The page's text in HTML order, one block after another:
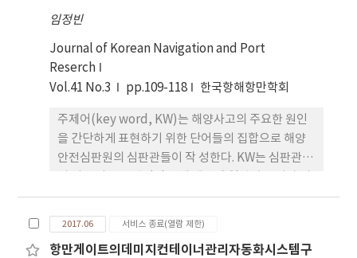
기 차이 등에 의한 것이다. 앞바다와 먼바다의 월별 풍
랑특보 분포에 대 하여 통계 분석한 결과, 양자는 강한
양의 상관관계가 있음을 확인하였다.
임정빈
Journal of Korean Navigation and Port
Reserch
Vol.41 No.3
pp.109-118 한국항해항만학회
주제어(key word, KW)는 해양사고의 주요한 원인
을 간단하게 표현하기 위한 단어들의 집합으로 해양
안전심판원의 심판관들이 작 성한다. KW는 심판관들
렵고, KW의 수가 너무 많은 문제점이 있다. 이러한 문
제를 해 결하기 위해서는 최적화된 최소의 공통단어
(common word, CW)를 이용한 체계적인 KW 구축
프레임이 필요하다. 본 연구의 목적은 체계적 인 KW
2017.06 서비스 종료(열람 제한)
항만게이트의데미지컨테이너관리자동화시스템구